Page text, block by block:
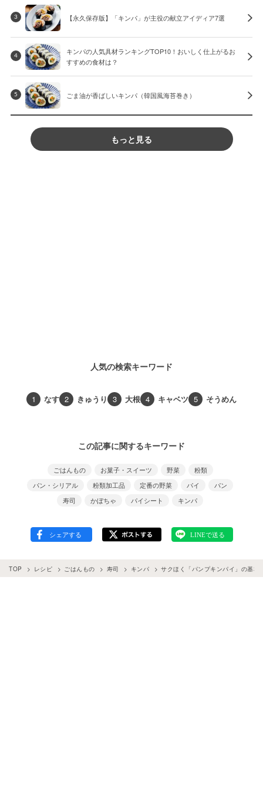
3 【永久保存版】「キンパ」が主役の献立アイディア7選
4
キンパの人気具材ランキングTOP10！おいしく仕上がるお
すすめの食材は？
5 ごま油が香ばしいキンパ（韓国風海苔巻き）
もっと見る
人気の検索キーワード
1 なす 2 きゅうり 3 大根 4 キャベツ 5 そうめん
この記事に関するキーワード
ごはんもの お菓子・スイーツ 野菜
粉類
パン・シリアル
粉類加工品 定番の野菜 パイ
パン
寿司
かぼちゃ パイシート キンパ
TOP レシピ ごはんもの 寿司 キンパ サクほく「パンプキンパイ」の基本